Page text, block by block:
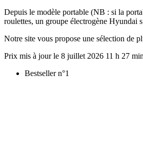
Depuis le modèle portable (NB : si la
roulettes, un groupe électrogène Hyundai
Notre site vous propose une sélection de
8 juillet 2026 11 h 27 min
Bestseller n°1